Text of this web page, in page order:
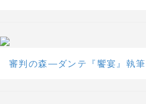
審判の森―ダンテ『饗宴』執